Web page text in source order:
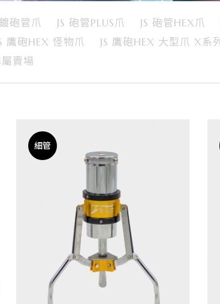
砲管爪 JS 砲管PLUS爪 JS 砲管HEX爪
鷹砲HEX 怪物爪
JS 鷹砲HEX 大型爪 X系列
賣場
細管